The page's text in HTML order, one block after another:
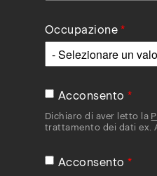
Occupazione
Acconsento
Dichiaro di aver letto la
trattamento dei dati ex.
Acconsento